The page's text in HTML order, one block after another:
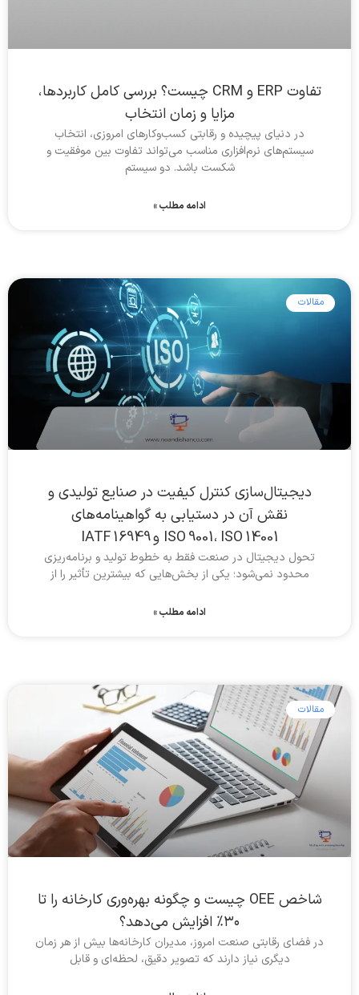
تفاوت ERP و CRM چیست؟ بررسی کامل کاربردها،
مزایا و زمان انتخاب
در دنیای پیچیده و رقابتی کسب‌وکارهای امروزی، انتخاب
سیستم‌های نرم‌افزاری مناسب می‌تواند تفاوت بین موفقیت و
شکست باشد. دو سیستم
ادامه مطلب »
مقالات
دیجیتال‌سازی کنترل کیفیت در صنایع تولیدی و
نقش آن در دستیابی به گواهینامه‌های
ISO 9001، ISO 14001 و IATF 16949
تحول دیجیتال در صنعت فقط به خطوط تولید و برنامه‌ریزی
محدود نمی‌شود؛ یکی از بخش‌هایی که بیشترین تأثیر را از
ادامه مطلب »
مقالات
شاخص OEE چیست و چگونه بهره‌وری کارخانه را تا
۳۰٪ افزایش می‌دهد؟
در فضای رقابتی صنعت امروز، مدیران کارخانه‌ها بیش از هر زمان
دیگری نیاز دارند که تصویر دقیق، لحظه‌ای و قابل